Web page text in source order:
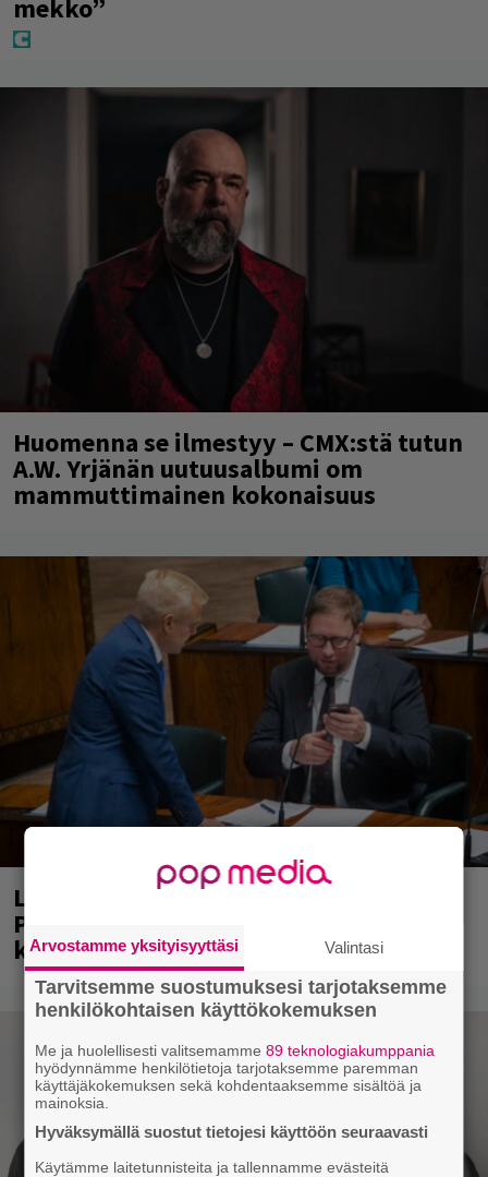
mekko”
Huomenna se ilmestyy – CMX:stä tutun
A.W. Yrjänän uutuusalbumi om
mammuttimainen kokonaisuus
Laittomasta graffitista kiinni jäänyt
Paavo Arhinmäki jälleen spraypullo
kädessä – näitä puolueita ei kiinnosta
Arvostamme yksityisyyttäsi Valintasi
Tarvitsemme suostumuksesi tarjotaksemme
henkilökohtaisen käyttökokemuksen
Me ja huolellisesti valitsemamme89 teknologiakumppania
hyödynnämme henkilötietoja tarjotaksemme paremman
käyttäjäkokemuksen sekä kohdentaaksemme sisältöä ja
mainoksia.
Hyväksymällä suostut tietojesi käyttöön seuraavasti
Käytämme laitetunnisteita ja tallennamme evästeitä